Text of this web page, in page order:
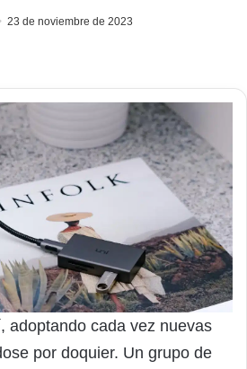
23 de noviembre de 2023
adoptando cada vez nuevas
por doquier. Un grupo de